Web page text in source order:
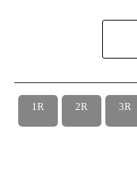
1R 2R 3R